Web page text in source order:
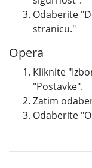
Odaberite
stranicu."
Opera
Kliknite
"Postavke".
Zatim
Odaberite